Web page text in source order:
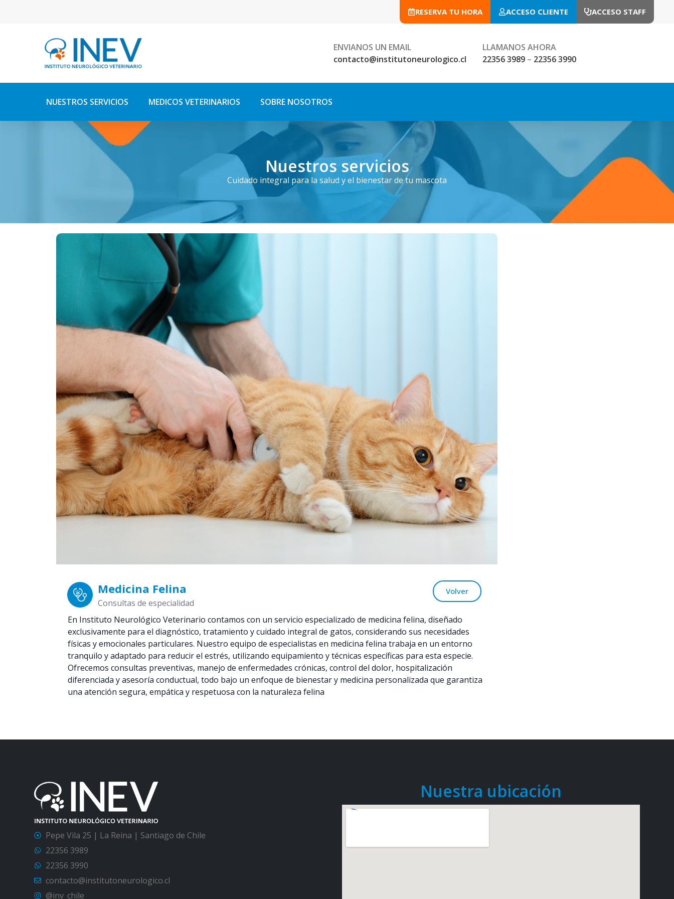
RESERVA TU HORA ACCESO CLIENTE ACCESO STAFF
ENVIANOS UN EMAIL
contacto@institutoneurologico.cl
LLAMANOS AHORA
22356 3989 – 22356 3990
NUESTROS SERVICIOS MEDICOS VETERINARIOS SOBRE NOSOTROS
Nuestros servicios
Cuidado integral para la salud y el bienestar de tu mascota
Medicina Felina
Consultas de especialidad
Volver
En Instituto Neurológico Veterinario contamos con un servicio especializado de medicina felina, diseñado
exclusivamente para el diagnóstico, tratamiento y cuidado integral de gatos, considerando sus necesidades
físicas y emocionales particulares. Nuestro equipo de especialistas en medicina felina trabaja en un entorno
tranquilo y adaptado para reducir el estrés, utilizando equipamiento y técnicas específicas para esta especie.
Ofrecemos consultas preventivas, manejo de enfermedades crónicas, control del dolor, hospitalización
diferenciada y asesoría conductual, todo bajo un enfoque de bienestar y medicina personalizada que garantiza
una atención segura, empática y respetuosa con la naturaleza felina
Pepe Vila 25 | La Reina | Santiago de Chile
22356 3989
22356 3990
contacto@institutoneurologico.cl
@inv_chile
Nuestra ubicación